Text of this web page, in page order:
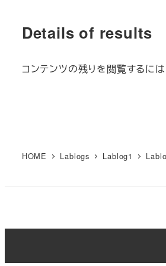
Details of results
コンテンツの残りを閲覧するに
HOME Lablogs Lablog1